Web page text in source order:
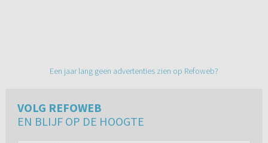
Een jaar lang geen advertenties zien op Refoweb?
VOLG REFOWEB
EN BLIJF OP DE HOOGTE